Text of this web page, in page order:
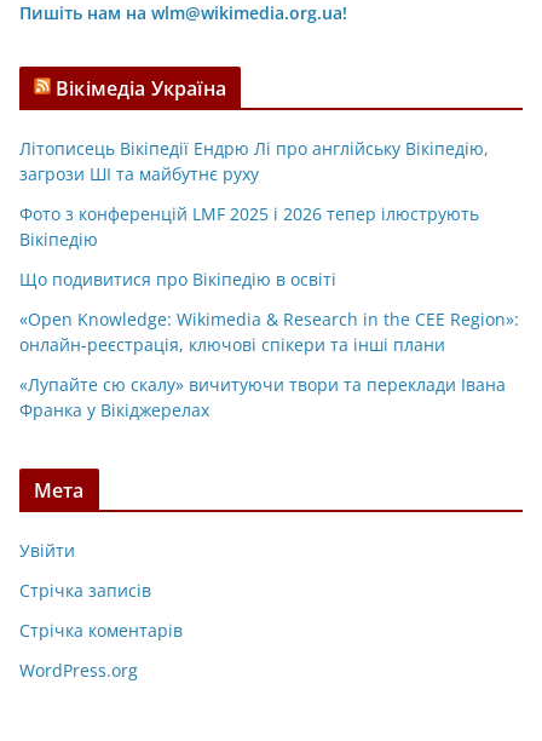
Пишіть нам на wlm@wikimedia.org.ua!
Вікімедіа Україна
Літописець Вікіпедії Ендрю Лі про англійську Вікіпедію,
загрози ШІ та майбутнє руху
Фото з конференцій LMF 2025 і 2026 тепер ілюструють
Вікіпедію
Що подивитися про Вікіпедію в освіті
«Open Knowledge: Wikimedia & Research in the CEE Region»:
онлайн-реєстрація, ключові спікери та інші плани
«Лупайте сю скалу» вичитуючи твори та переклади Івана
Франка у Вікіджерелах
Мета
Увійти
Стрічка записів
Стрічка коментарів
WordPress.org